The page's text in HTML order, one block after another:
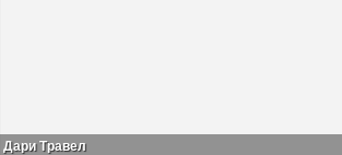
Дари Травел